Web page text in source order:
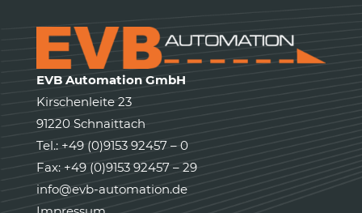
EVB Automation GmbH
Kirschenleite 23
91220 Schnaittach
Tel.: +49 (0)9153 92457 – 0
Fax: +49 (0)9153 92457 – 29
info@evb-automation.de